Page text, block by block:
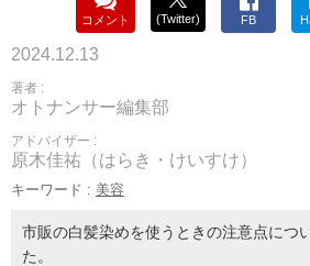
コメント (Twitter) FB
2024.12.13
著者 :
オトナンサー編集部
アドバイザー :
原木佳祐（はらき・けいすけ）
キーワード : 美容
市販の白髪染めを使うときの注意点につ
た。